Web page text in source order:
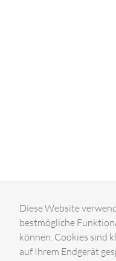
Diese Website
bestmögliche
können. Cookies sind
auf Ihrem Endgerät